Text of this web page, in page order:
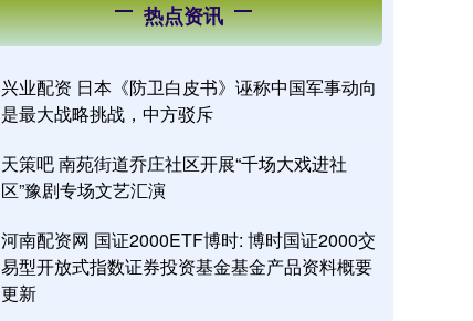
热点资讯
兴业配资 日本《防卫白皮书》诬称中国军事动向
是最大战略挑战，中方驳斥
天策吧 南苑街道乔庄社区开展“千场大戏进社
区”豫剧专场文艺汇演
河南配资网 国证2000ETF博时: 博时国证2000交
易型开放式指数证券投资基金基金产品资料概要
更新